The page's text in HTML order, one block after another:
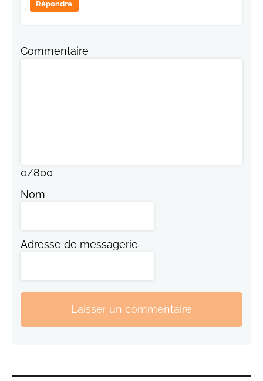
Répondre
Commentaire
0/800
Nom
Adresse de messagerie
Laisser un commentaire